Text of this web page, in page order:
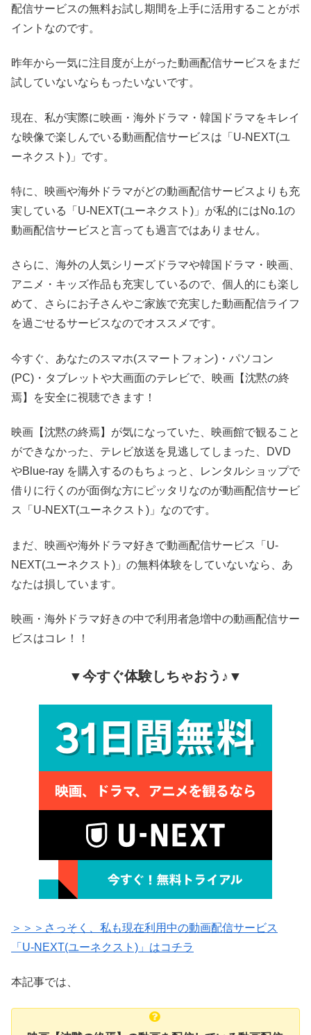
配信サービスの無料お試し期間を上手に活用することがポ
イントなのです。
昨年から一気に注目度が上がった動画配信サービスをまだ
試していないならもったいないです。
現在、私が実際に映画・海外ドラマ・韓国ドラマをキレイ
な映像で楽しんでいる動画配信サービスは「U-NEXT(ユ
ーネクスト)」です。
特に、映画や海外ドラマがどの動画配信サービスよりも充
実している「U-NEXT(ユーネクスト)」が私的にはNo.1の
動画配信サービスと言っても過言ではありません。
さらに、海外の人気シリーズドラマや韓国ドラマ・映画、
アニメ・キッズ作品も充実しているので、個人的にも楽し
めて、さらにお子さんやご家族で充実した動画配信ライフ
を過ごせるサービスなのでオススメです。
今すぐ、あなたのスマホ(スマートフォン)・パソコン
(PC)・タブレットや大画面のテレビで、映画【沈黙の終
焉】を安全に視聴できます！
映画【沈黙の終焉】が気になっていた、映画館で観ること
ができなかった、テレビ放送を見逃してしまった、DVD
やBlue-ray を購入するのもちょっと、レンタルショップで
借りに行くのが面倒な方にピッタリなのが動画配信サービ
ス「U-NEXT(ユーネクスト)」なのです。
まだ、映画や海外ドラマ好きで動画配信サービス「U-
NEXT(ユーネクスト)」の無料体験をしていないなら、あ
なたは損しています。
映画・海外ドラマ好きの中で利用者急増中の動画配信サー
ビスはコレ！！
▼今すぐ体験しちゃおう♪▼
＞＞＞さっそく、私も現在利用中の動画配信サービス
「U-NEXT(ユーネクスト)」はコチラ
本記事では、